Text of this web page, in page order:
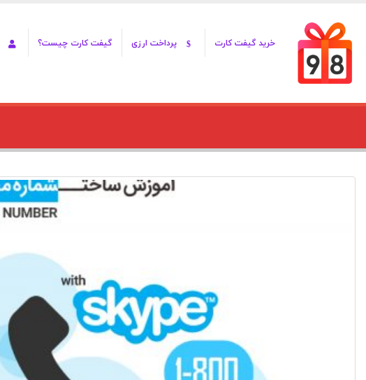
خرید گیفت کارت پرداخت ارزی گیفت کارت چیست؟